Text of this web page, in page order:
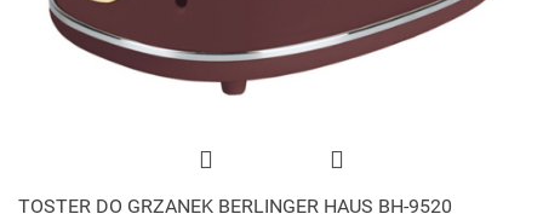
TOSTER DO GRZANEK BERLINGER HAUS BH-9520